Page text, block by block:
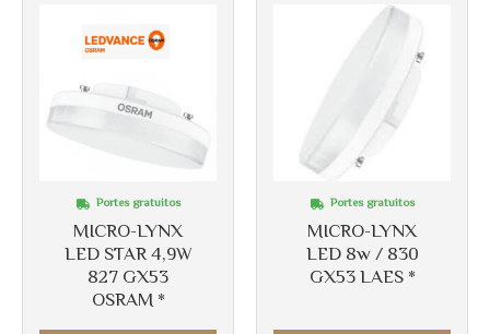
MICRO-LYNX
LED STAR 4,9W
827 GX53
OSRAM *
Portes gratuitos
MICRO-LYNX
LED 8w / 830
GX53 LAES *
Portes gratuitos